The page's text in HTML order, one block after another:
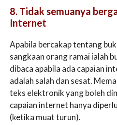
8. Tidak semuanya
Internet
Apabila bercakap tentang
sangkaan orang ramai ialah
dibaca apabila ada capaian
adalah salah dan sesat.
teks elektronik yang boleh
capaian internet hanya
(ketika muat turun).